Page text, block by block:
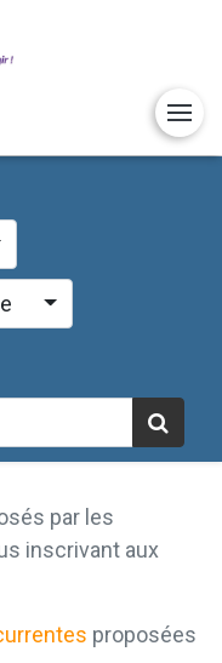
par les
inscrivant aux
proposées